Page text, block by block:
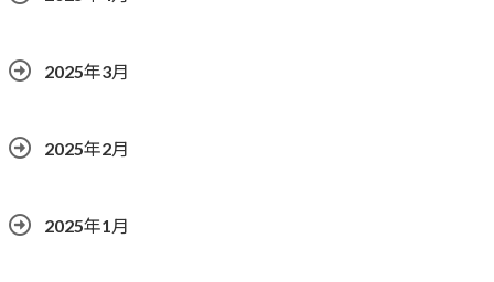
2025年3月
2025年2月
2025年1月